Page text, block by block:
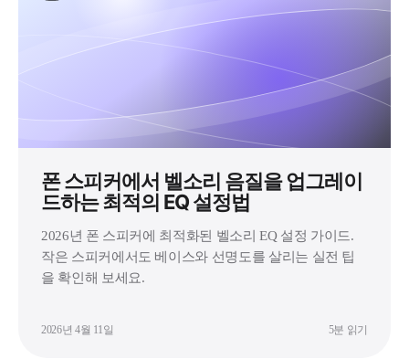
폰 스피커에서 벨소리 음질을 업그레이
드하는 최적의 EQ 설정법
2026년 폰 스피커에 최적화된 벨소리 EQ 설정 가이드.
작은 스피커에서도 베이스와 선명도를 살리는 실전 팁
을 확인해 보세요.
2026년 4월 11일 5분 읽기